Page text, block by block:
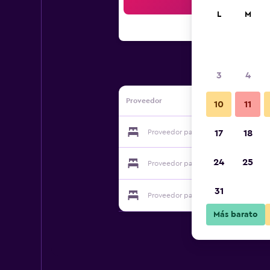
Proveedor
Proveedor para Frya Leir
Proveedor para Frya Leir
Proveedor para Frya Leir
L M
3 4
10 11
17 18
24 25
31
Más barato